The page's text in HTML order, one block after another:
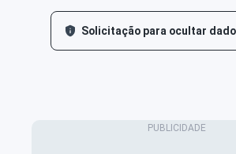
Solicitação para ocultar